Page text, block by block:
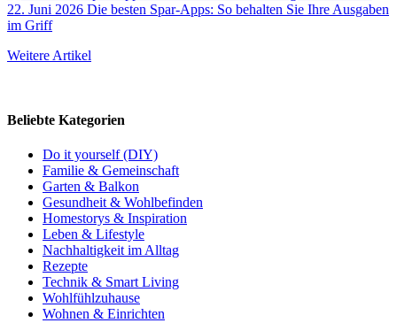
22. Juni 2026 Die besten Spar-Apps: So behalten Sie Ihre Ausgaben
im Griff
Weitere Artikel
Beliebte Kategorien
Do it yourself (DIY)
Familie & Gemeinschaft
Garten & Balkon
Gesundheit & Wohlbefinden
Homestorys & Inspiration
Leben & Lifestyle
Nachhaltigkeit im Alltag
Rezepte
Technik & Smart Living
Wohlfühlzuhause
Wohnen & Einrichten